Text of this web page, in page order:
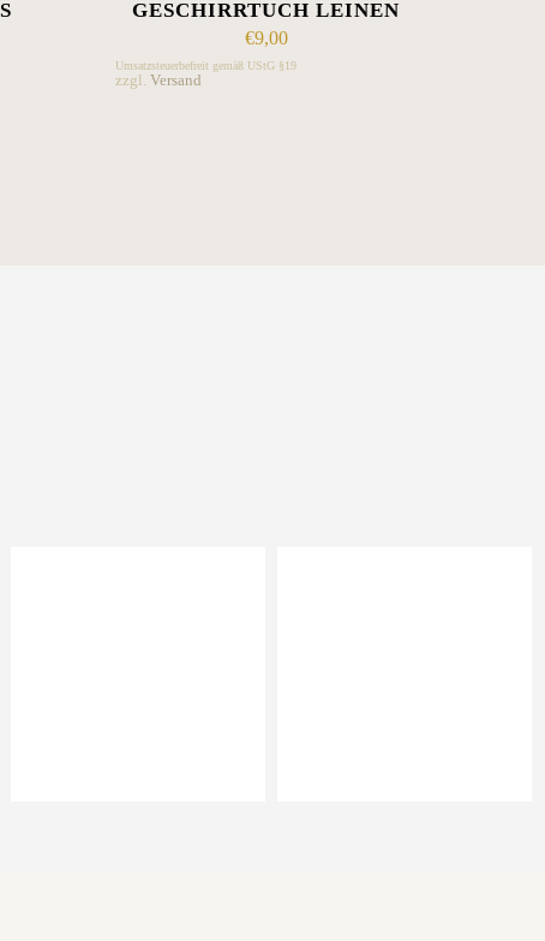
GESCHIRRTUCH LEINEN
€9,00
Umsatzsteuerbefreit gemäß UStG §19
zzgl.Versand